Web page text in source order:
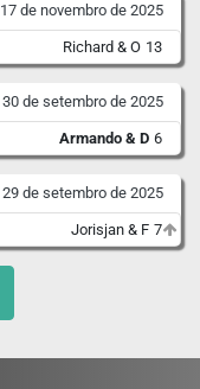
17 de novembro de 2025
Richard & O 13
30 de setembro de 2025
Armando & D 6
29 de setembro de 2025
Jorisjan & F 7